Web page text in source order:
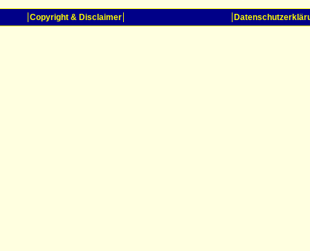
Copyright & Disclaimer